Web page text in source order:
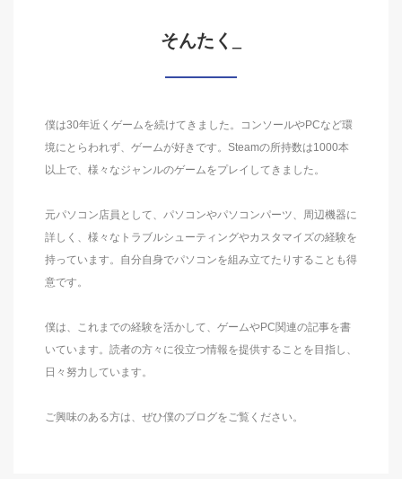
そんたく_
僕は30年近くゲームを続けてきました。コンソールやPCなど環
境にとらわれず、ゲームが好きです。Steamの所持数は1000本
以上で、様々なジャンルのゲームをプレイしてきました。
元パソコン店員として、パソコンやパソコンパーツ、周辺機器に
詳しく、様々なトラブルシューティングやカスタマイズの経験を
持っています。自分自身でパソコンを組み立てたりすることも得
意です。
僕は、これまでの経験を活かして、ゲームやPC関連の記事を書
いています。読者の方々に役立つ情報を提供することを目指し、
日々努力しています。
ご興味のある方は、ぜひ僕のブログをご覧ください。